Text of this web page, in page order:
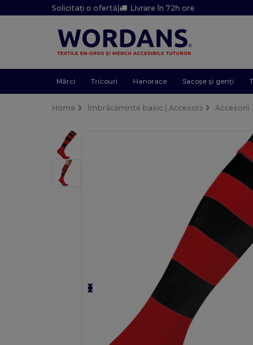
Solicitați o ofertă| Livrare în 72h ore
Mărci Tricouri Hanorace Sacoșe și genți
Home Îmbrăcăminte basic | Accesorii Accesorii